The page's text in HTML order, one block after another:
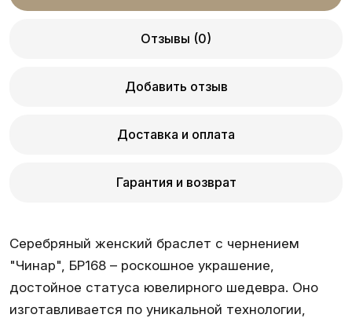
Отзывы (0)
Добавить отзыв
Доставка и оплата
Гарантия и возврат
Серебряный женский браслет с чернением
"Чинар", БР168 – роскошное украшение,
достойное статуса ювелирного шедевра. Оно
изготавливается по уникальной технологии,